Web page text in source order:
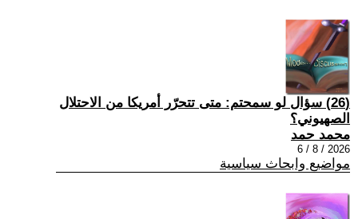
(26) سؤال لو سمحتم: متى تتحرّر أمريكا من الاحتلال
الصهيوني؟
محمد حمد
2026 / 8 / 6
مواضيع وابحاث سياسية